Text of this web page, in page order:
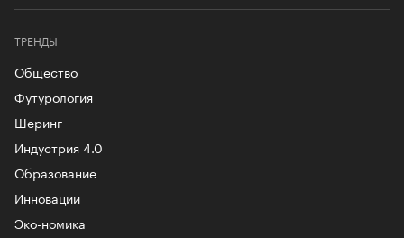
ТРЕНДЫ
Общество
Футурология
Шеринг
Индустрия 4.0
Образование
Инновации
Эко-номика